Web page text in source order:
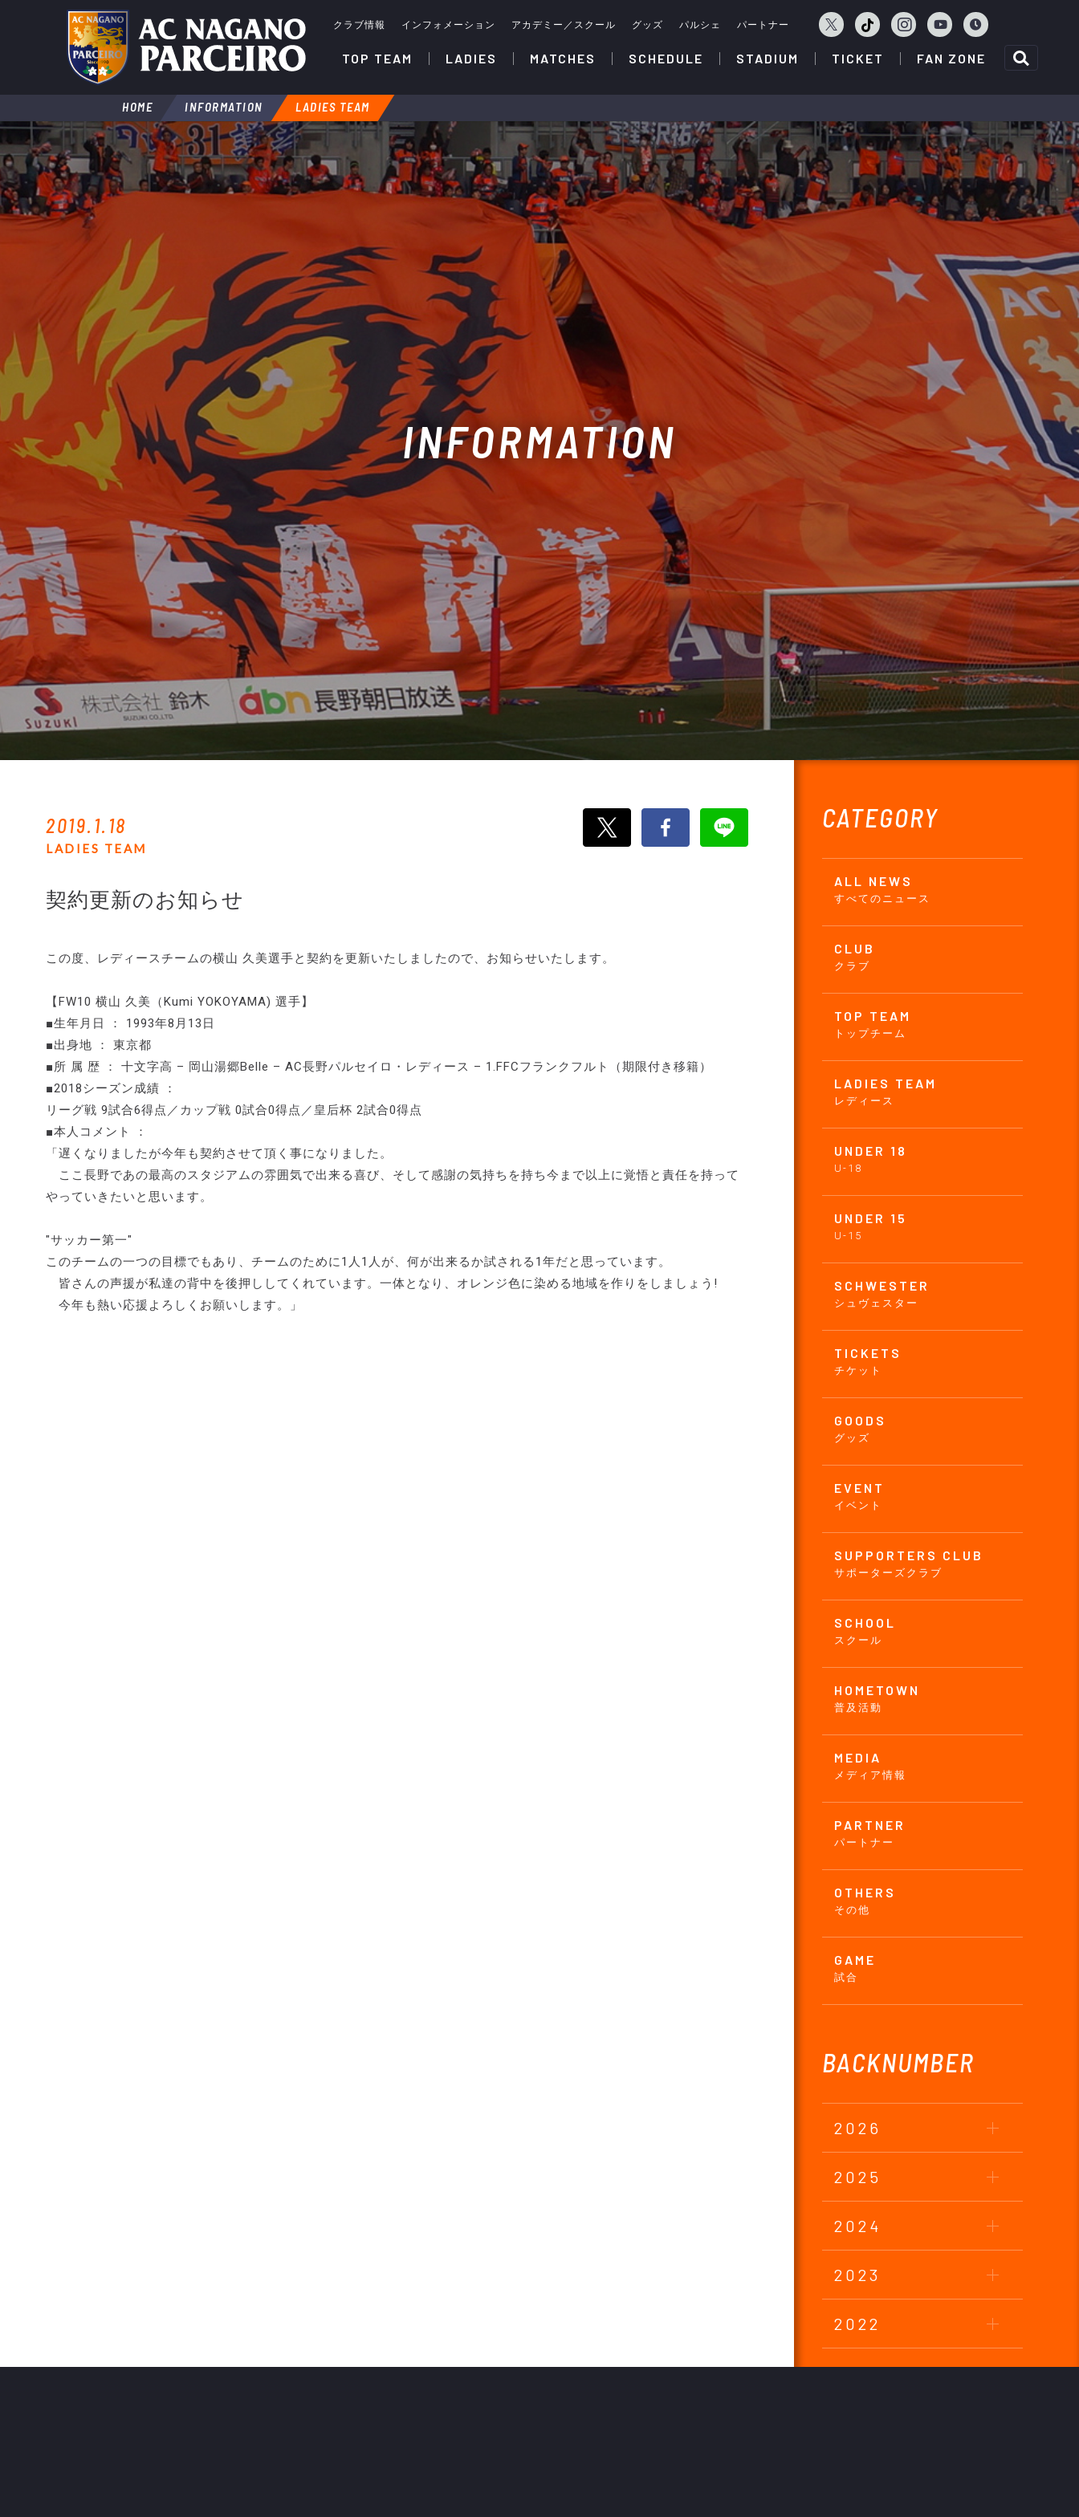
クラブ情報 インフォメーション アカデミー／スクール グッズ パルシェ パートナー
TOP TEAM LADIES MATCHES SCHEDULE STADIUM TICKET FAN ZONE
HOME INFORMATION LADIES TEAM
INFORMATION
CATEGORY
ALL NEWS
すべてのニュース
CLUB
クラブ
TOP TEAM
トップチーム
LADIES TEAM
レディース
UNDER 18
U-18
UNDER 15
U-15
SCHWESTER
シュヴェスター
TICKETS
チケット
GOODS
グッズ
EVENT
イベント
SUPPORTERS CLUB
サポーターズクラブ
SCHOOL
スクール
HOMETOWN
普及活動
MEDIA
メディア情報
PARTNER
パートナー
OTHERS
その他
GAME
試合
BACKNUMBER
2026
2025
2024
2023
2022
2021
2019.1.18
LADIES TEAM
契約更新のお知らせ
この度、レディースチームの横山 久美選手と契約を更新いたしましたので、お知らせいたします。
【FW10 横山 久美（Kumi YOKOYAMA) 選手】
■生年月日 ： 1993年8月13日
■出身地 ： 東京都
■所 属 歴 ： 十文字高 – 岡山湯郷Belle – AC長野パルセイロ・レディース – 1.FFCフランクフルト（期限付き移籍）
■2018シーズン成績 ：
リーグ戦 9試合6得点／カップ戦 0試合0得点／皇后杯 2試合0得点
■本人コメント ：
「遅くなりましたが今年も契約させて頂く事になりました。
ここ長野であの最高のスタジアムの雰囲気で出来る喜び、そして感謝の気持ちを持ち今まで以上に覚悟と責任を持って
やっていきたいと思います。
"サッカー第一"
このチームの一つの目標でもあり、チームのために1人1人が、何が出来るか試される1年だと思っています。
皆さんの声援が私達の背中を後押ししてくれています。一体となり、オレンジ色に染める地域を作りをしましょう!
今年も熱い応援よろしくお願いします。」